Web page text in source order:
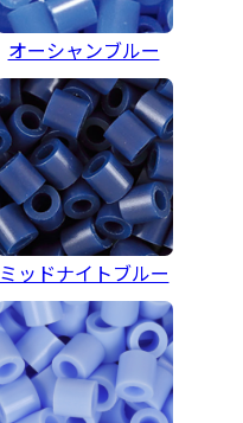
オーシャンブルー
ミッドナイトブルー